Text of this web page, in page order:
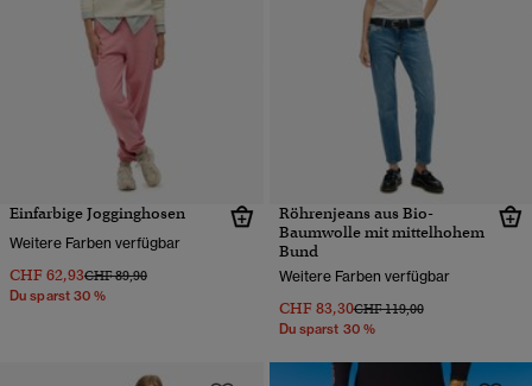
Einfarbige Jogginghosen
Weitere Farben verfügbar
CHF 62,93Preis wurde reduziert von
CHF 89,90bis
Du sparst 30 %
Röhrenjeans aus Bio-
Baumwolle mit mittelhohem
Bund
Weitere Farben verfügbar
CHF 83,30Preis wurde reduziert von
CHF 119,00bis
Du sparst 30 %